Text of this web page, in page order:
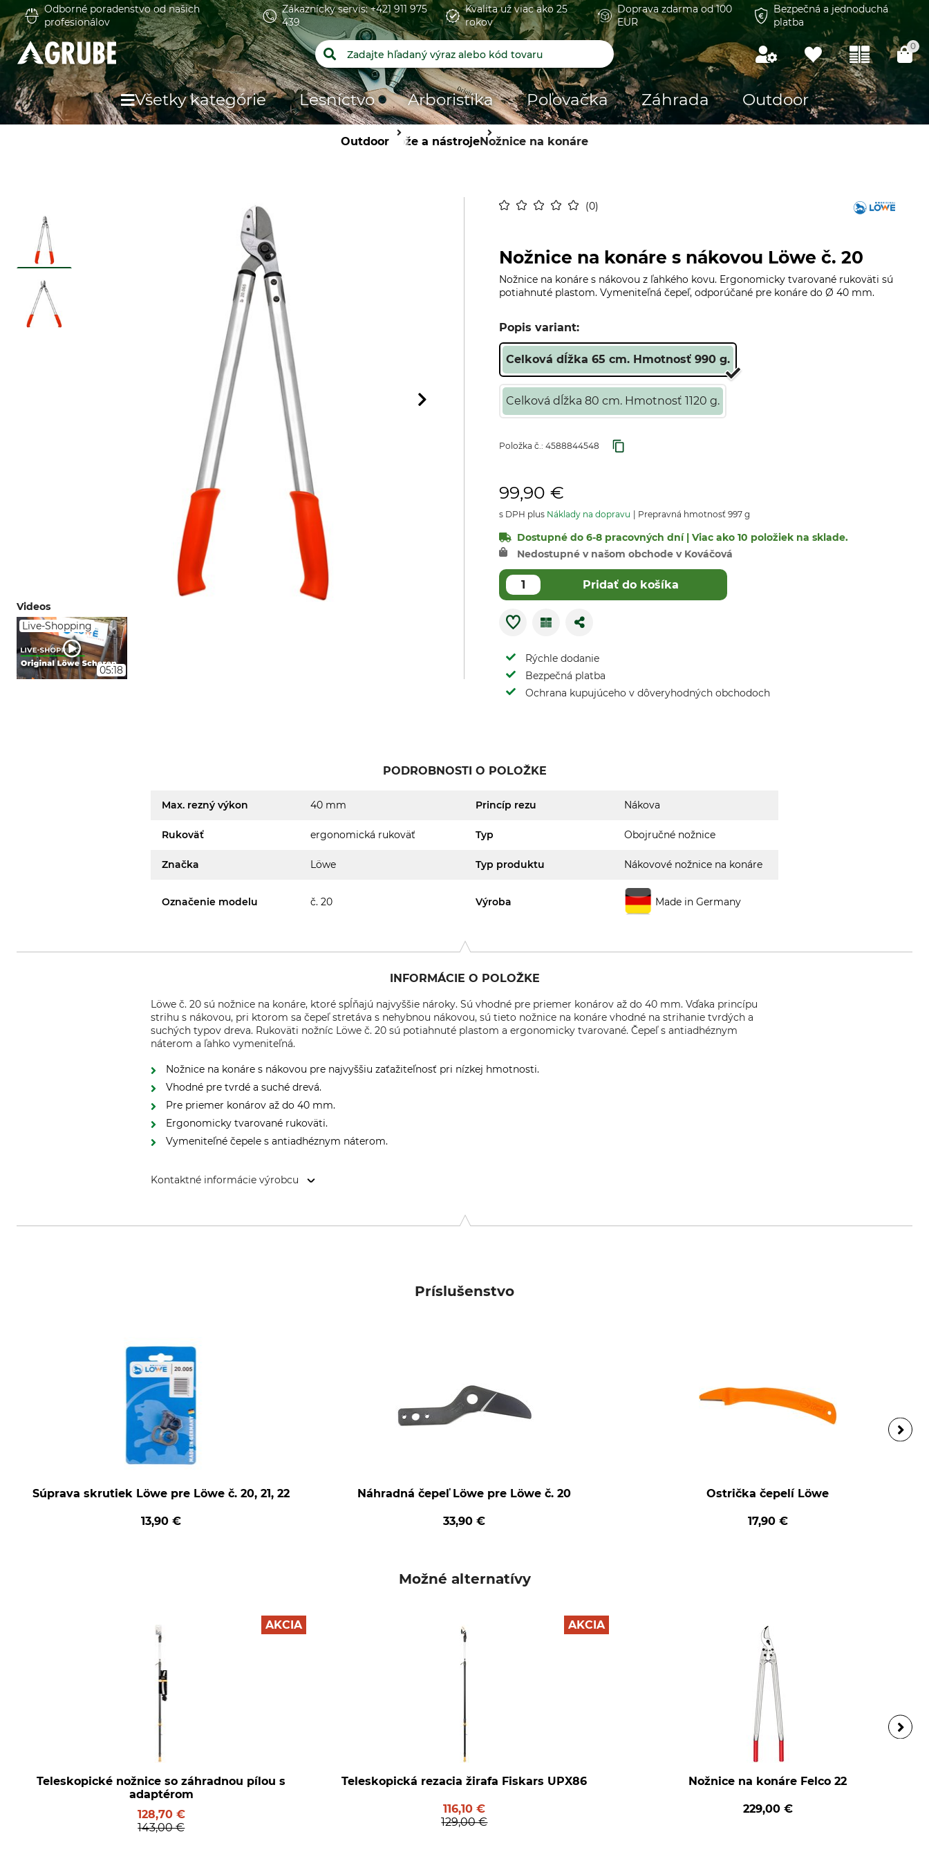
Odborné poradenstvo od našich
profesionálov
Zákaznícky servis: +421 911 975
439
Kvalita už viac ako 25
rokov
Doprava zdarma od 100
EUR
Bezpečná a jednoduchá
platba
0
Všetky kategórie Lesníctvo Arboristika Poľovačka Záhrada Outdoor
Outdoor Nože a nástrojeNožnice na konáre
0
Videos
Live-Shopping
05:18
Nožnice na konáre s nákovou Löwe č. 20
Nožnice na konáre s nákovou z ľahkého kovu. Ergonomicky tvarované rukoväti sú
potiahnuté plastom. Vymeniteľná čepeľ, odporúčané pre konáre do Ø 40 mm.
Popis variant:
Celková dĺžka 65 cm. Hmotnosť 990 g.
Celková dĺžka 80 cm. Hmotnosť 1120 g.
Položka č.: 4588844548
99,90 €
s DPH plus Náklady na dopravu Prepravná hmotnosť 997 g
Dostupné do 6-8 pracovných dní | Viac ako 10 položiek na sklade.
Nedostupné v našom obchode v Kováčová
Pridať do košíka
Rýchle dodanie
Bezpečná platba
Ochrana kupujúceho v dôveryhodných obchodoch
PODROBNOSTI O POLOŽKE
Max. rezný výkon 40 mm Princíp rezu Nákova
Rukoväť ergonomická rukoväť Typ Obojručné nožnice
Značka Löwe Typ produktu Nákovové nožnice na konáre
Označenie modelu č. 20 Výroba Made in Germany
INFORMÁCIE O POLOŽKE
Löwe č. 20 sú nožnice na konáre, ktoré spĺňajú najvyššie nároky. Sú vhodné pre priemer konárov až do 40 mm. Vďaka princípu
strihu s nákovou, pri ktorom sa čepeľ stretáva s nehybnou nákovou, sú tieto nožnice na konáre vhodné na strihanie tvrdých a
suchých typov dreva. Rukoväti nožníc Löwe č. 20 sú potiahnuté plastom a ergonomicky tvarované. Čepeľ s antiadhéznym
náterom a ľahko vymeniteľná.
Nožnice na konáre s nákovou pre najvyššiu zaťažiteľnosť pri nízkej hmotnosti.
Vhodné pre tvrdé a suché drevá.
Pre priemer konárov až do 40 mm.
Ergonomicky tvarované rukoväti.
Vymeniteľné čepele s antiadhéznym náterom.
Kontaktné informácie výrobcu
Príslušenstvo
Súprava skrutiek Löwe pre Löwe č. 20, 21, 22
13,90 €
Náhradná čepeľ Löwe pre Löwe č. 20
33,90 €
Ostrička čepelí Löwe
17,90 €
Možné alternatívy
AKCIA
Teleskopické nožnice so záhradnou pílou s
adaptérom
128,70 €
143,00 €
AKCIA
Teleskopická rezacia žirafa Fiskars UPX86
116,10 €
129,00 €
Nožnice na konáre Felco 22
229,00 €